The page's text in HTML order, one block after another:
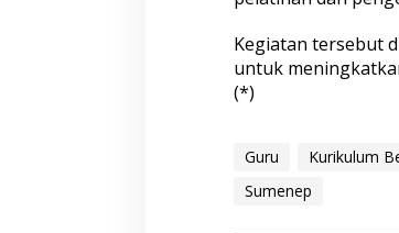
Kegiatan tersebut
untuk
(*)
Guru Kurikulum
Sumenep